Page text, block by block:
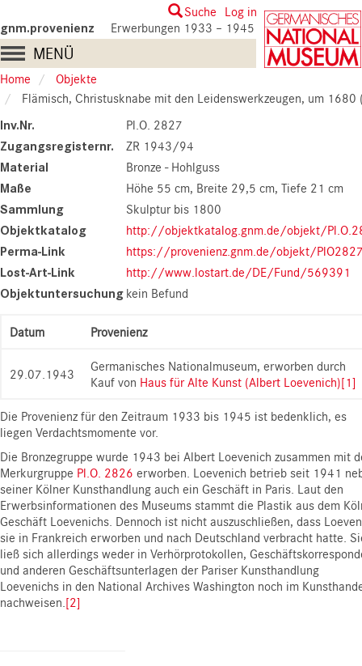
to
main
content
User
account
menu
Suche Log in
gnm.provenienz Erwerbungen 1933 – 1945
Main
navigation
MENÜ
Home
Objekte
Flämisch, Christusknabe mit den Leidenswerkzeugen, um 1680
Inv.Nr. Pl.O. 2827
Zugangsregisternr. ZR 1943/94
Material Bronze - Hohlguss
Maße Höhe 55 cm Breite 29,5 cm Tiefe 21 cm
Sammlung Skulptur bis 1800
Objektkatalog http://objektkatalog.gnm.de/objekt/
Perma-Link https://provenienz.gnm.de/objekt/
Lost-Art-Link http://www.lostart.de/DE/Fund/569391
Objektuntersuchung kein Befund
Datum Provenienz
29.07.1943
Germanisches Nationalmuseum, erworben durch
Kauf von Haus für Alte Kunst (Albert Loevenich)[1]
Die Provenienz für den Zeitraum 1933 bis 1945 ist bedenklich, es
liegen Verdachtsmomente vor.
Die Bronzegruppe wurde 1943 bei Albert Loevenich zusammen mit
Merkurgruppe Pl.O. 2826 erworben. Loevenich betrieb seit 1941
seiner Kölner Kunsthandlung auch ein Geschäft in Paris. Laut den
Erwerbsinformationen des Museums stammt die Plastik aus dem
Geschäft Loevenichs. Dennoch ist nicht auszuschließen, dass
sie in Frankreich erworben und nach Deutschland verbracht hatte.
ließ sich allerdings weder in Verhörprotokollen,
und anderen Geschäftsunterlagen der Pariser Kunsthandlung
Loevenichs in den National Archives Washington noch im
nachweisen. [2]